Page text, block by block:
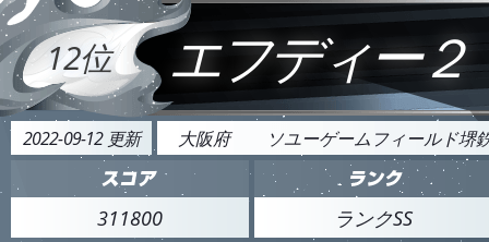
12位 エフディー２
2022-09-12 更新 大阪府 ソユーゲームフィールド堺
311800 ランクSS